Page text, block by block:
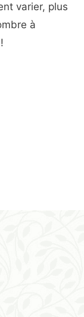
varier, plus
à